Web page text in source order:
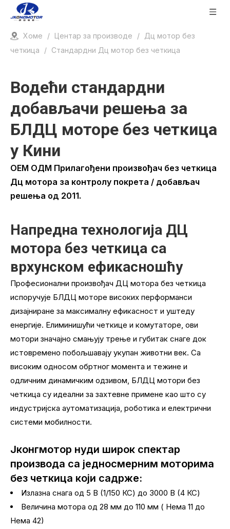
Хоме / Центар за производе /
Дц мотор без
четкица
/ Стандардни Дц мотор без четкица
Водећи стандардни
добављачи решења за
БЛДЦ моторе без четкица
у Кини
ОЕМ ОДМ Прилагођени произвођач без четкица
Дц мотора за контролу покрета / добављач
решења од 2011.
Напредна технологија ДЦ
мотора без четкица са
врхунском ефикасношћу
Професионални произвођач ДЦ мотора без четкица
испоручује БЛДЦ моторе високих перформанси
дизајниране за максималну ефикасност и уштеду
енергије. Елиминишући четкице и комутаторе, ови
мотори значајно смањују трење и губитак снаге док
истовремено побољшавају укупан животни век. Са
високим односом обртног момента и тежине и
одличним динамичким одзивом, БЛДЦ мотори без
четкица су идеални за захтевне примене као што су
индустријска аутоматизација, роботика и електрични
системи мобилности.
Јконгмотор нуди широк спектар
производа са једносмерним моторима
без четкица који садрже:
Излазна снага од 5 В (1/150 КС) до 3000 В (4 КС)
Величина мотора од 28 мм до 110 мм ( Нема 11 до
Нема 42)